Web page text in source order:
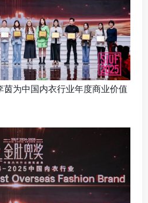
茵为中国内衣行业年度商业价值